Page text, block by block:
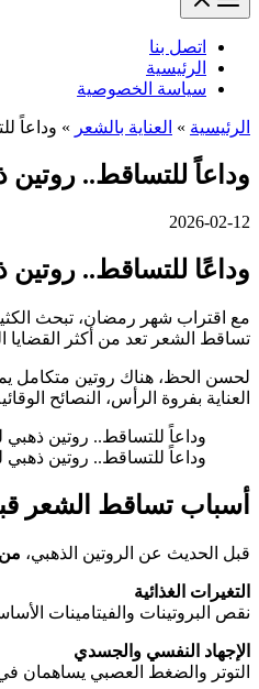
اتصل بنا
الرئيسية
سياسة الخصوصية
الرئيسية » العناية بالشعر » وداعاً
وداعاً للتساقط..
2026-02-12
وداعًا للتساقط..
مع اقتراب شهر رمضان، تبحث
تساقط الشعر تعد من أكثر القضايا
لحسن الحظ، هناك روتين متكامل
العناية بفروة الرأس، النصائح
وداعاً للتساقط.. روتين
وداعاً للتساقط.. روتين
أسباب تساقط الشعر
قبل الحديث عن الروتين الذهبي،
التغيرات الغذائية
نقص البروتينات والفيتامينات
الإجهاد النفسي والجسدي
التوتر والضغط العصبي يساهمان